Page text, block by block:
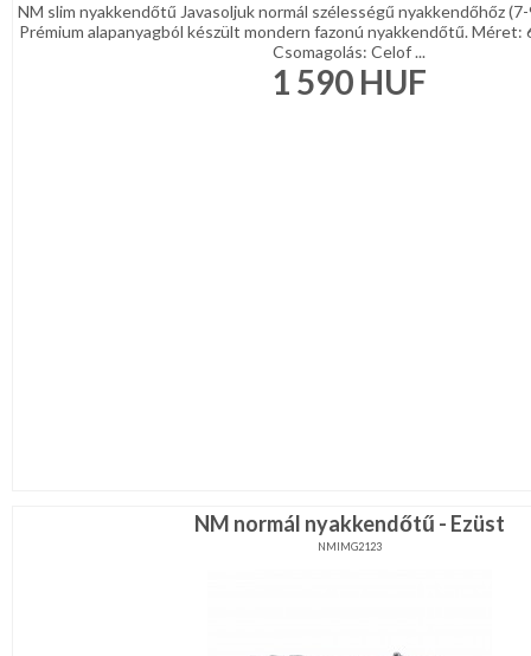
NM slim nyakkendőtű Javasoljuk normál szélességű nyakkendőhőz
Prémium alapanyagból készült mondern fazonú nyakkendőtű. Méret:
Csomagolás: Celof ...
1 590 HUF
NM normál nyakkendőtű - Ezüst
NMIMG2123